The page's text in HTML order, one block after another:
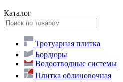
Каталог
Тротуарная плитка
Бордюры
Водоотводные системы
Плитка облицовочная